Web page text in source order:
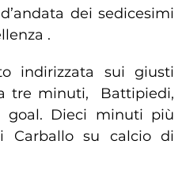
dei sedicesimi
.
indirizzata sui giusti
tre minuti, Battipiedi,
Dieci minuti più
Carballo su calcio di